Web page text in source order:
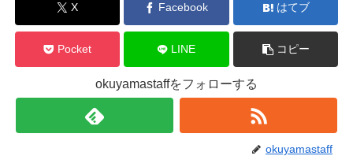
X Facebook はてブ
Pocket LINE コピー
okuyamastaffをフォローする
okuyamastaff